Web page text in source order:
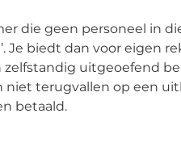
die geen personeel in
Je biedt dan voor eigen
uitgeoefend
niet terugvallen op een
betaald.